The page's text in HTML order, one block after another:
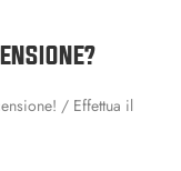
/ Effettua il